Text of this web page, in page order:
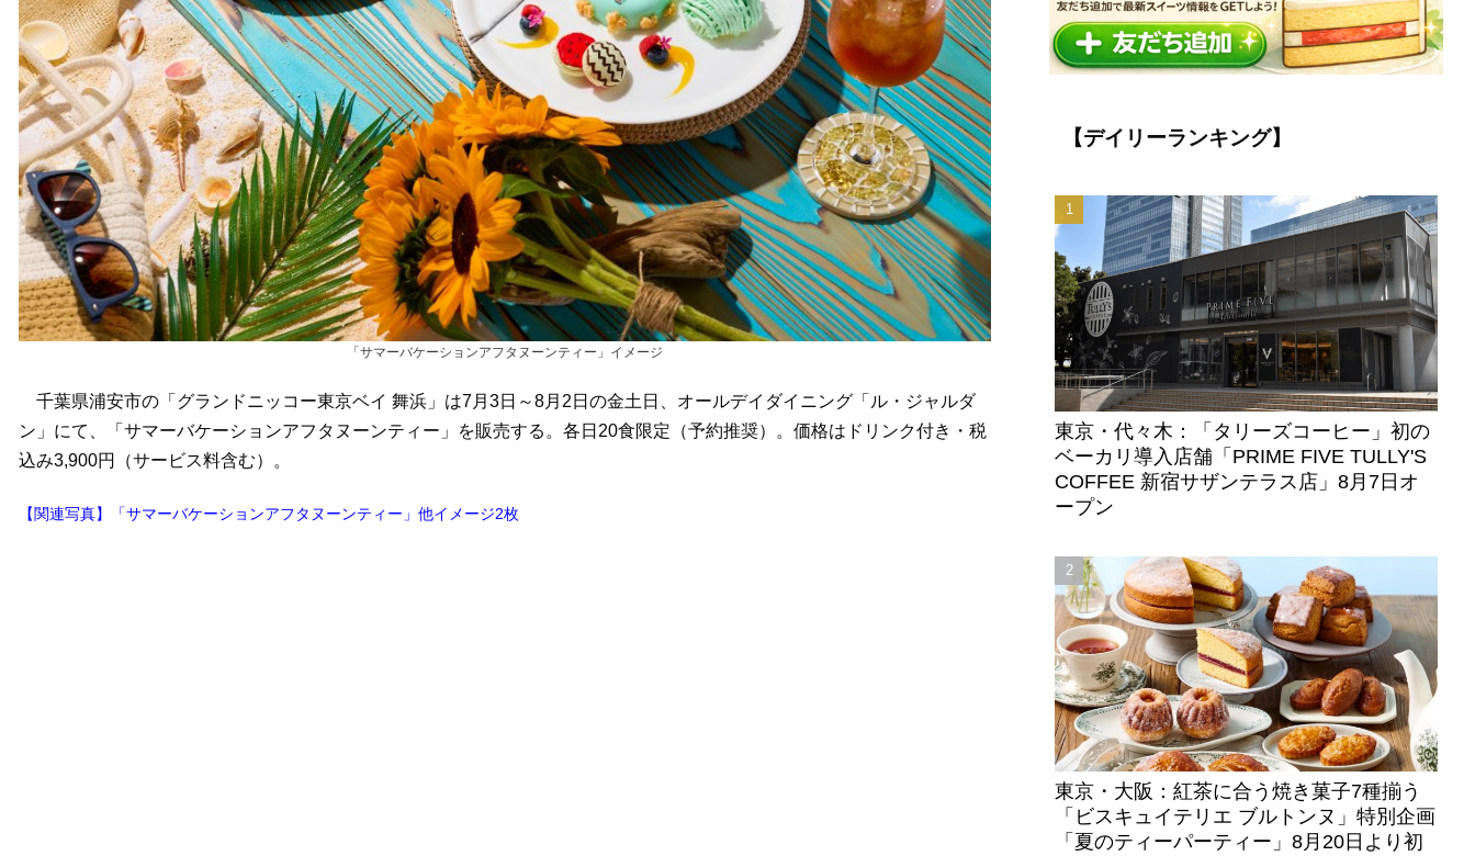
「サマーバケーションアフタヌーンティー」イメージ
千葉県浦安市の「グランドニッコー東京ベイ 舞浜」は7月3日～8月2日の金土日、オールデイダイニング「ル・ジャルダ
ン」にて、「サマーバケーションアフタヌーンティー」を販売する。各日20食限定（予約推奨）。価格はドリンク付き・税
込み3,900円（サービス料含む）。
【関連写真】「サマーバケーションアフタヌーンティー」他イメージ2枚
【デイリーランキング】
東京・代々木：「タリーズコーヒー」初の
ベーカリ導入店舗「PRIME FIVE TULLY'S
COFFEE 新宿サザンテラス店」8月7日オ
ープン
東京・大阪：紅茶に合う焼き菓子7種揃う
「ビスキュイテリエ ブルトンヌ」特別企画
「夏のティーパーティー」8月20日より初